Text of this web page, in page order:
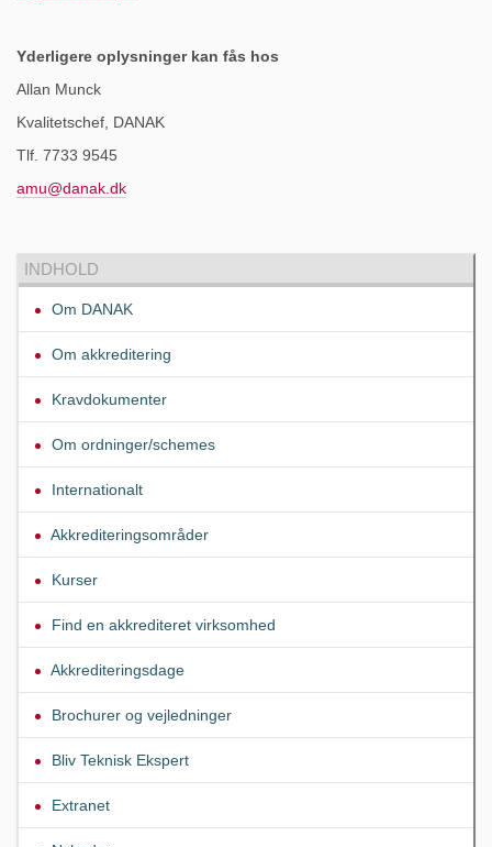
Yderligere oplysninger kan fås hos
Allan Munck
Kvalitetschef, DANAK
Tlf. 7733 9545
amu@danak.dk
INDHOLD
Om DANAK
Om akkreditering
Kravdokumenter
Om ordninger/schemes
Internationalt
Akkrediteringsområder
Kurser
Find en akkrediteret virksomhed
Akkrediteringsdage
Brochurer og vejledninger
Bliv Teknisk Ekspert
Extranet